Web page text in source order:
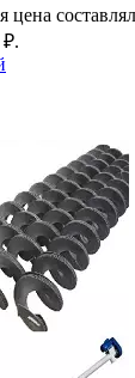
цена
₽.